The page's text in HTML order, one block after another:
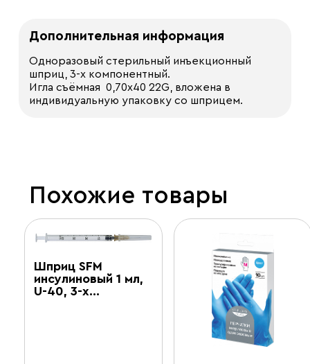
Дополнительная информация
Одноразовый стерильный инъекционный
шприц, 3-х компонентный.
Игла съёмная 0,70х40 22G, вложена в
индивидуальную упаковку со шприцем.
Похожие товары
Шприц SFM
инсулиновый 1 мл,
U-40, 3-х…